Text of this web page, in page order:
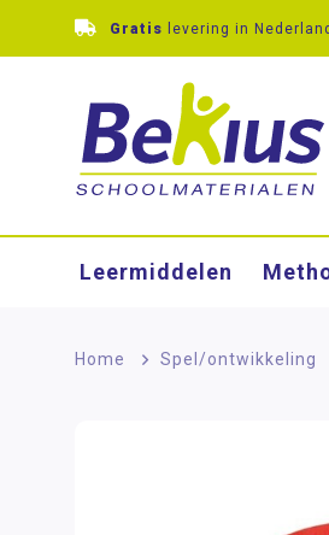
Gratis levering in
Leermiddelen
Home > Spel/ontwikkeling